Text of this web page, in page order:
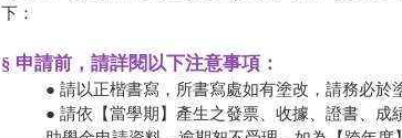
下：
§ 申請前，請詳閱以下注意事項：
● 請以正楷書寫，所書寫處如有塗改，請務必於
● 請依【當學期】產生之發票、收據、證書、